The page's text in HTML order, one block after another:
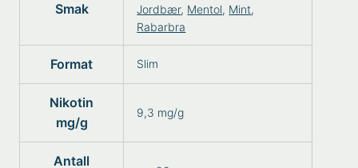
Smak
Jordbær, Mentol, Mint,
Rabarbra
Format Slim
Nikotin
mg/g
9,3 mg/g
Antall